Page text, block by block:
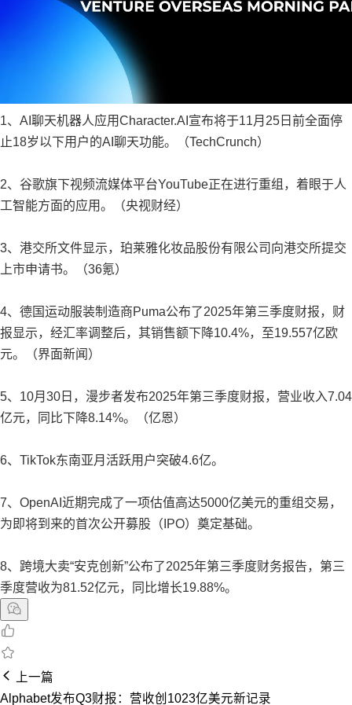
1、AI聊天机器人应用Character.AI宣布将于11月25日前全面停
止18岁以下用户的AI聊天功能。（TechCrunch）
2、谷歌旗下视频流媒体平台YouTube正在进行重组，着眼于人
工智能方面的应用。（央视财经）
3、港交所文件显示，珀莱雅化妆品股份有限公司向港交所提交
上市申请书。（36氪）
4、德国运动服装制造商Puma公布了2025年第三季度财报，财
报显示，经汇率调整后，其销售额下降10.4%，至19.557亿欧
元。（界面新闻）
5、10月30日，漫步者发布2025年第三季度财报，营业收入7.04
亿元，同比下降8.14%。（亿恩）
6、TikTok东南亚月活跃用户突破4.6亿。
7、OpenAI近期完成了一项估值高达5000亿美元的重组交易，
为即将到来的首次公开募股（IPO）奠定基础。
8、跨境大卖“安克创新”公布了2025年第三季度财务报告，第三
季度营收为81.52亿元，同比增长19.88%。
上一篇
Alphabet发布Q3财报：营收创1023亿美元新记录